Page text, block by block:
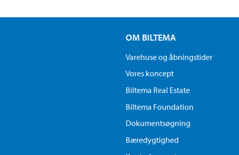
OM BILTEMA
Varehuse og åbningstider
Vores koncept
Biltema Real Estate
Biltema Foundation
Dokumentsøgning
Bæredygtighed